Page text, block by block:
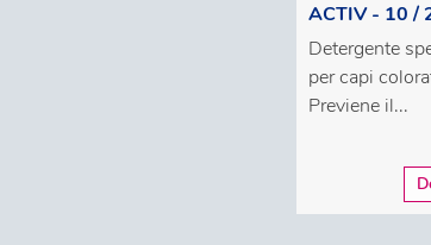
ACTIV - 10 /
Detergente
per capi
Previene il...